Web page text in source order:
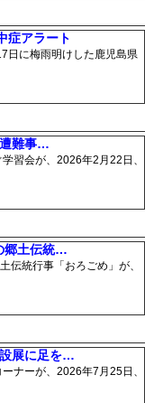
症アラート
日に梅雨明けした鹿児島県
難事…
習会が、2026年2月22日、
郷土伝統…
伝統行事「おろごめ」が、
展に足を…
ナーが、2026年7月25日、